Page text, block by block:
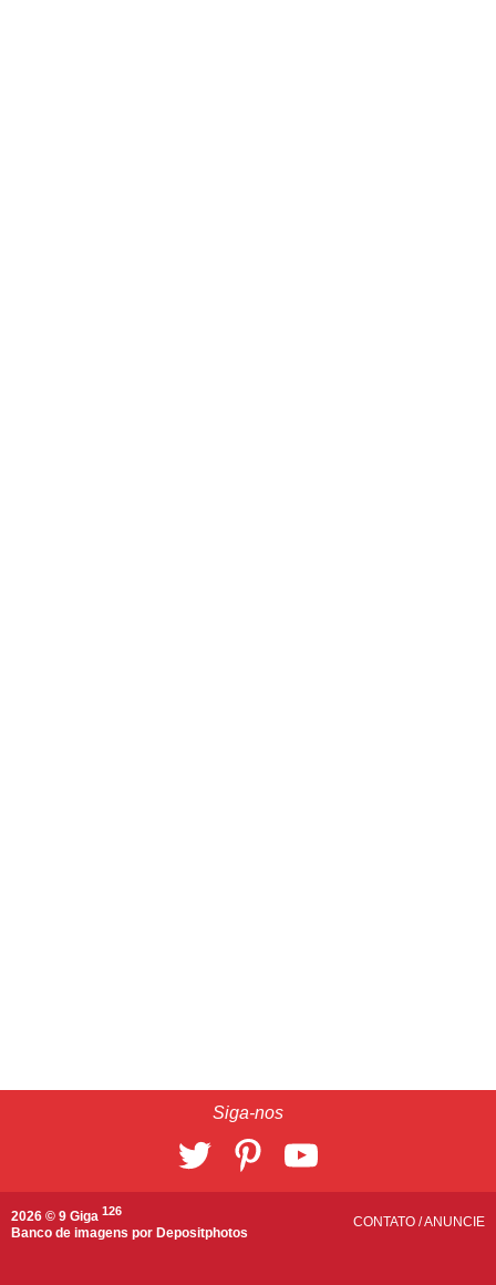
Siga-nos
2026 © 9 Giga 126
Banco de imagens por Depositphotos
CONTATO /ANUNCIE